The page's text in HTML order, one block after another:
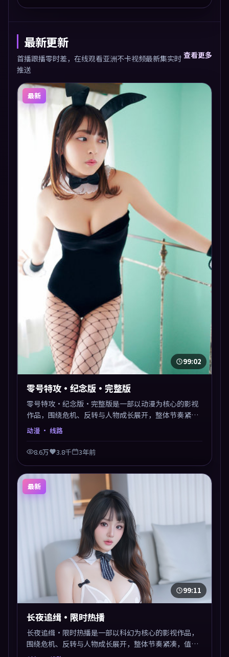
最新更新
首播跟播零时差，在线观看亚洲不卡视频最新集实时
推送
查看更多
最新
99:02
零号特攻·纪念版·完整版
零号特攻·纪念版·完整版是一部以动漫为核心的影视
作品，围绕危机、反转与人物成长展开，整体节奏紧
凑，值得推荐观看。
动漫 · 线路
8.6万 3.8千 3年前
最新
99:11
长夜追缉·限时热播
长夜追缉·限时热播是一部以科幻为核心的影视作品，
围绕危机、反转与人物成长展开，整体节奏紧凑，值得